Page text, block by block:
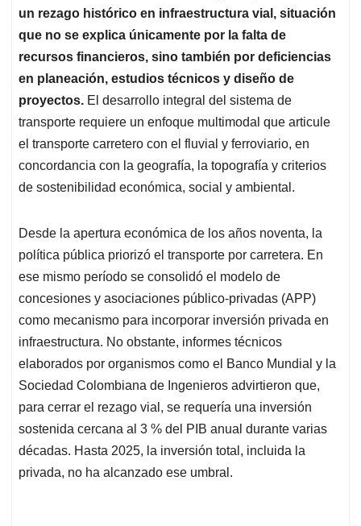
un rezago histórico en infraestructura vial, situación
que no se explica únicamente por la falta de
recursos financieros, sino también por deficiencias
en planeación, estudios técnicos y diseño de
proyectos. El desarrollo integral del sistema de
transporte requiere un enfoque multimodal que articule
el transporte carretero con el fluvial y ferroviario, en
concordancia con la geografía, la topografía y criterios
de sostenibilidad económica, social y ambiental.
Desde la apertura económica de los años noventa, la
política pública priorizó el transporte por carretera. En
ese mismo período se consolidó el modelo de
concesiones y asociaciones público-privadas (APP)
como mecanismo para incorporar inversión privada en
infraestructura. No obstante, informes técnicos
elaborados por organismos como el Banco Mundial y la
Sociedad Colombiana de Ingenieros advirtieron que,
para cerrar el rezago vial, se requería una inversión
sostenida cercana al 3 % del PIB anual durante varias
décadas. Hasta 2025, la inversión total, incluida la
privada, no ha alcanzado ese umbral.